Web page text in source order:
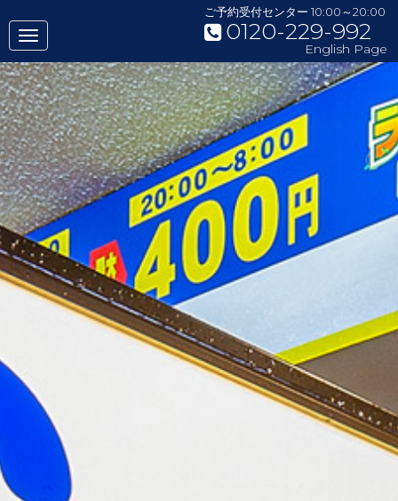
ご予約受付センター 10:00～20:00
0120-229-992
English Page